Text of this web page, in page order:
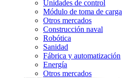
Unidades de control
Módulo de toma de carga
Otros mercados
Construcción naval
Robótica
Sanidad
Fábrica y automatización
Energía
Otros mercados